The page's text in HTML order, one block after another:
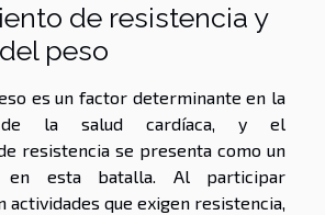
de resistencia y
peso
es un factor determinante en la
de la salud cardíaca, y el
resistencia se presenta como un
en esta batalla. Al participar
actividades que exigen resistencia,